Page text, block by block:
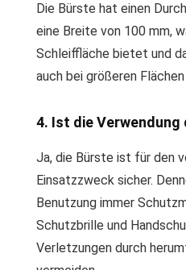
Die Bürste hat einen
eine Breite von 100 mm,
Schleiffläche bietet und
auch bei größeren
4. Ist die
Ja, die Bürste ist für den
Einsatzzweck sicher.
Benutzung immer
Schutzbrille und
Verletzungen durch